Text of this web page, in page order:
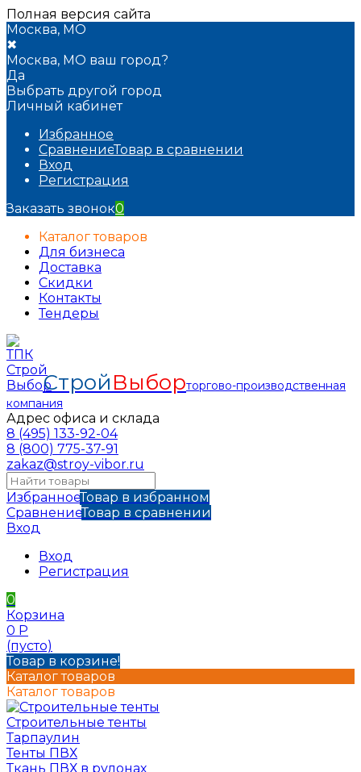
Полная версия сайта
Москва, МО
✖
Москва, МО ваш город?
Да
Выбрать другой город
Личный кабинет
Избранное
СравнениеТовар в сравнении
Вход
Регистрация
Заказать звонок0
Каталог товаров
Для бизнеса
Доставка
Скидки
Контакты
Тендеры
СтройВыборторгово-производственная
компания
Адрес офиса и склада
8 (495) 133-92-04
8 (800) 775-37-91
zakaz@stroy-vibor.ru
ИзбранноеТовар в избранном
СравнениеТовар в сравнении
Вход
Вход
Регистрация
0
Корзина
0 Р
(пусто)
Товар в корзине!
Каталог товаров
Каталог товаров
Строительные тенты
Тарпаулин
Тенты ПВХ
Ткань ПВХ в рулонах